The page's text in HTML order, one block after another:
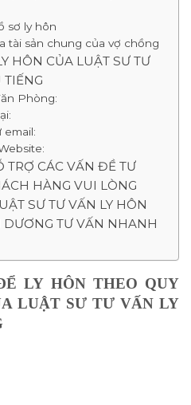
sơ ly hôn
tài sản chung của vợ chồng
HÔN CỦA LUẬT SƯ TƯ
Phòng:
email:
TRỢ CÁC VẤN ĐỀ TƯ
HÀNG VUI LÒNG
SƯ TƯ VẤN LY HÔN
TƯ VẤN NHANH
LY HÔN THEO QUY
LUẬT SƯ TƯ VẤN LY